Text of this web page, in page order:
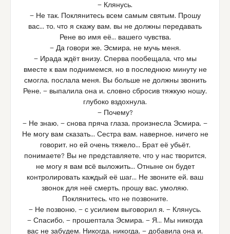
— Клянусь.
— Не так. Поклянитесь всем самым святым. Прошу
вас… то, что я скажу вам, вы не должны передавать
Рене во имя её… вашего чувства.
— Да говори же, Эсмира, не мучь меня.
— Ирада ждёт внизу. Сперва пообещала, что мы
вместе к вам поднимемся, но в последнюю минуту не
смогла, послала меня. Вы больше не должны звонить
Рене, — выпалила она и, словно сбросив тяжкую ношу,
глубоко вздохнула.
— Почему?
— Не знаю, — снова пряча глаза, произнесла Эсмира. —
Не могу вам сказать… Сестра вам, наверное, ничего не
говорит, но ей очень тяжело… Брат её убьёт,
понимаете? Вы не представляете, что у нас творится,
не могу я вам всё выложить… Отныне он будет
контролировать каждый её шаг… Не звоните ей, ваш
звонок для неё смерть, прошу вас, умоляю.
Поклянитесь, что не позвоните.
— Не позвоню, — с усилием выговорил я. — Клянусь.
— Спасибо, — прошептала Эсмира. — Я… Мы никогда
вас не забудем. Никогда, никогда, — добавила она и,